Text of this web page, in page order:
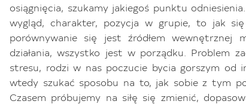
osiągnięcia, szukamy jakiegoś punktu
wygląd, charakter, pozycja w grupie, to jak
porównywanie się jest źródłem wewnętrznej
działania, wszystko jest w porządku. Problem
stresu, rodzi w nas poczucie bycia gorszym od
wtedy szukać sposobu na to, jak sobie z tym
Czasem próbujemy na siłę się zmienić,